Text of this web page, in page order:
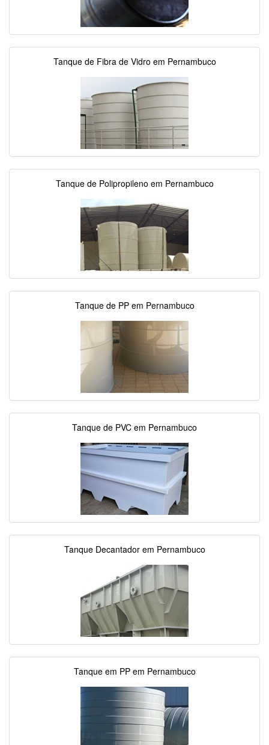
Tanque de Fibra de Vidro em Pernambuco
Tanque de Polipropileno em Pernambuco
Tanque de PP em Pernambuco
Tanque de PVC em Pernambuco
Tanque Decantador em Pernambuco
Tanque em PP em Pernambuco